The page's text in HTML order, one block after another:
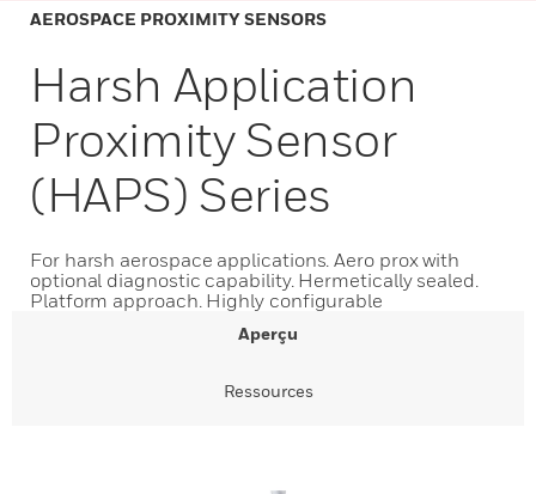
AEROSPACE PROXIMITY SENSORS
Harsh Application
Proximity Sensor
(HAPS) Series
For harsh aerospace applications. Aero prox with
optional diagnostic capability. Hermetically sealed.
Platform approach. Highly configurable
Aperçu
Ressources